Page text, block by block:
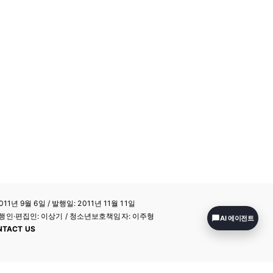
년 9월 6일 / 발행일: 2011년 11월 11일
·편집인: 이상기 / 청소년보호책임자: 이주형
US
AI 에이전트